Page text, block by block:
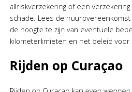
allriskverzekering of een
schade. Lees de
de hoogte te zijn van eventuele
kilometerlimieten en het beleid voor
Rijden op Curaçao